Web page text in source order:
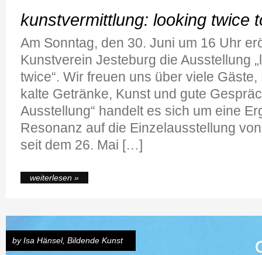
kunstvermittlung: looking twice
Am Sonntag, den 30. Juni um 16 Uhr
Kunstverein Jesteburg die Ausstellung
twice“. Wir freuen uns über viele
kalte Getränke, Kunst und gute
Ausstellung“ handelt es sich um eine
Resonanz auf die Einzelausstellung
seit dem 26. Mai […]
weiterlesen »
by Isa Hänsel, Bildende Kunst